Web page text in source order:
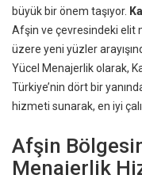
büyük bir önem taşıyor.
Afşin ve çevresindeki elit
üzere yeni yüzler
Yücel Menajerlik olarak,
Türkiye’nin dört bir
hizmeti sunarak, en iyi
Afşin
Menajerlik